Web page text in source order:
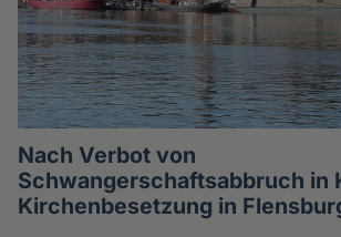
Nach Verbot von
Schwangerschaftsabbruch in
Kirchenbesetzung in